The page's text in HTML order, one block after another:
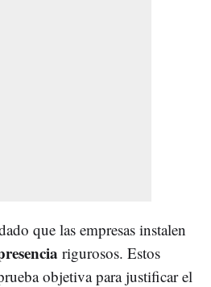
que las empresas instalen
rigurosos. Estos
objetiva para justificar el